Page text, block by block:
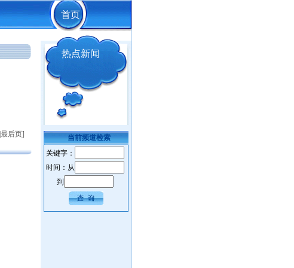
首页
最后页]
热点新闻
当前频道检索
关键字：
时间：从
到